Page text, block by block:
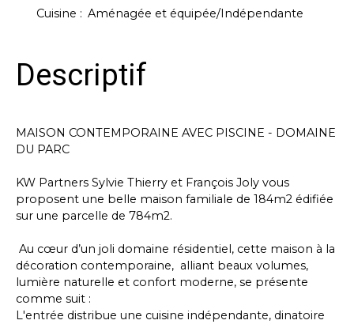
Cuisine : Aménagée et équipée/Indépendante
Descriptif
MAISON CONTEMPORAINE AVEC PISCINE - DOMAINE
DU PARC
KW Partners Sylvie Thierry et François Joly vous
proposent une belle maison familiale de 184m2 édifiée
sur une parcelle de 784m2.
Au cœur d’un joli domaine résidentiel, cette maison à la
décoration contemporaine, alliant beaux volumes,
lumière naturelle et confort moderne, se présente
comme suit :
L'entrée distribue une cuisine indépendante, dinatoire